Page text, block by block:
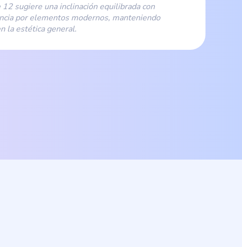
12 sugiere una inclinación equilibrada con
por elementos modernos, manteniendo
la estética general.